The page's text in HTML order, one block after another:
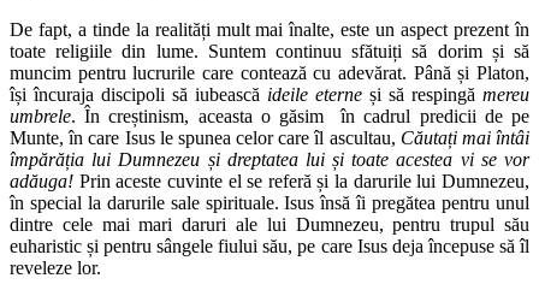
De fapt, a tinde la realități mult mai înalte, este un aspect prezent în
toate religiile din lume. Suntem continuu sfătuiți să dorim și să
muncim pentru lucrurile care contează cu adevărat. Până și Platon,
își încuraja discipoli să iubească ideile eterne și să respingă mereu
umbrele. În creștinism, aceasta o găsim în cadrul predicii de pe
Munte, în care Isus le spunea celor care îl ascultau, Căutați mai întâi
împărăția lui Dumnezeu și dreptatea lui și toate acestea vi se vor
adăuga! Prin aceste cuvinte el se referă și la darurile lui Dumnezeu,
în special la darurile sale spirituale. Isus însă îi pregătea pentru unul
dintre cele mai mari daruri ale lui Dumnezeu, pentru trupul său
euharistic și pentru sângele fiului său, pe care Isus deja începuse să îl
reveleze lor.